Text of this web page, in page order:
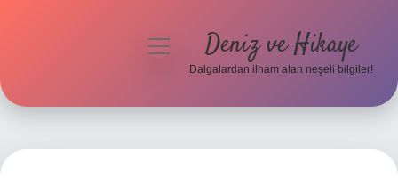
menüyü
Deniz ve Hikaye
Dalgalardan ilham alan neşeli bilgiler!